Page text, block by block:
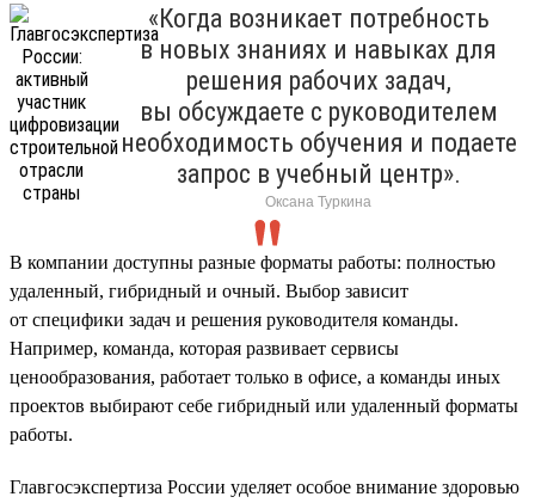
«Когда возникает потребность
в новых знаниях и навыках для
решения рабочих задач,
вы обсуждаете с руководителем
необходимость обучения и подаете
запрос в учебный центр».
Оксана Туркина
В компании доступны разные форматы работы: полностью
удаленный, гибридный и очный. Выбор зависит
от специфики задач и решения руководителя команды.
Например, команда, которая развивает сервисы
ценообразования, работает только в офисе, а команды иных
проектов выбирают себе гибридный или удаленный форматы
работы.
Главгосэкспертиза России уделяет особое внимание здоровью